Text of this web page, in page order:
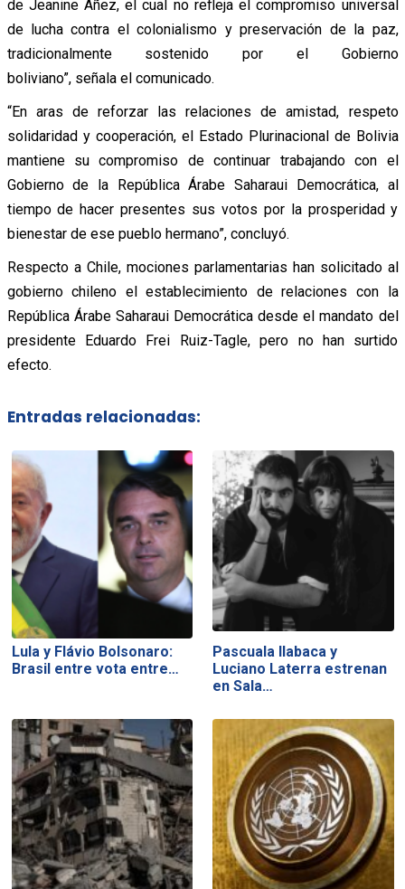
de Jeanine Áñez, el cual no refleja el compromiso universal
de lucha contra el colonialismo y preservación de la paz,
tradicionalmente sostenido por el Gobierno
boliviano”, señala el comunicado.
“En aras de reforzar las relaciones de amistad, respeto
solidaridad y cooperación, el Estado Plurinacional de Bolivia
mantiene su compromiso de continuar trabajando con el
Gobierno de la República Árabe Saharaui Democrática, al
tiempo de hacer presentes sus votos por la prosperidad y
bienestar de ese pueblo hermano”, concluyó.
Respecto a Chile, mociones parlamentarias han solicitado al
gobierno chileno el establecimiento de relaciones con la
República Árabe Saharaui Democrática desde el mandato del
presidente Eduardo Frei Ruiz-Tagle, pero no han surtido
efecto.
Entradas relacionadas:
Lula y Flávio Bolsonaro:
Brasil entre vota entre…
Pascuala Ilabaca y
Luciano Laterra estrenan
en Sala…